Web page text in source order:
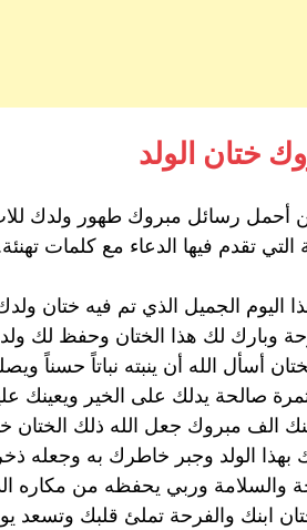
ختان الولد
رسائل مبروك طهور ولدك للاب
التي تقدم فيها الدعاء مع كلمات
اليوم الجميل الذي تم فيه ختان
وبارك لك هذا الختان وحفظ لك
أسأل الله أن ينبته نباتاً حسناً
صالحة يدلك على الخير ويعينك
الف مبروك جعل الله ذلك
بهذا الولد وجبر خاطرك به وجعله
والسلامة وربي يحفظه من مكاره
ابنك والفرحة تملئ قلبك وتسعد